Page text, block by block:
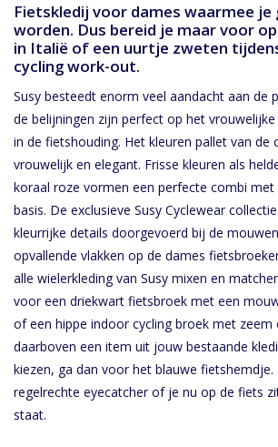
Fietskledij voor dames waarmee je
worden. Dus bereid je maar voor
in Italië of een uurtje zweten
cycling work-out.
Susy besteedt enorm veel aandacht aan de
de belijningen zijn perfect op het
in de fietshouding. Het kleuren pallet van de
vrouwelijk en elegant. Frisse kleuren als
koraal roze vormen een perfecte combi met
basis. De exclusieve Susy Cyclewear
kleurrijke details doorgevoerd bij de
opvallende vlakken op de dames
alle wielerkleding van Susy mixen en
voor een driekwart fietsbroek met een
of een hippe indoor cycling broek met zeem
daarboven een item uit jouw bestaande
kiezen, ga dan voor het blauwe fietshemdje.
regelrechte eyecatcher of je nu op de fiets
staat.